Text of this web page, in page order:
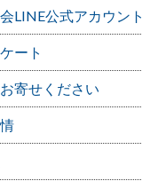
LINE公式アカウント
ート
寄せください